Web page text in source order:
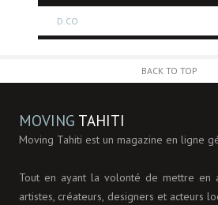
D.CO
BACK TO TOP
MOVING TAHITI
Moving Tahiti est un magazine en ligne
Tout en ayant la volonté de mettre en
artistes, créateurs, designers et acteurs